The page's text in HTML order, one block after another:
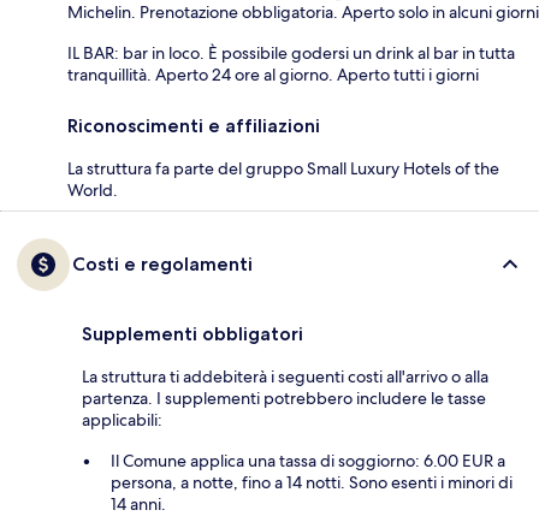
Michelin. Prenotazione obbligatoria. Aperto solo in alcuni giorni
IL BAR: bar in loco. È possibile godersi un drink al bar in tutta
tranquillità. Aperto 24 ore al giorno. Aperto tutti i giorni
Riconoscimenti e affiliazioni
La struttura fa parte del gruppo Small Luxury Hotels of the
World.
Costi e regolamenti
Supplementi obbligatori
La struttura ti addebiterà i seguenti costi all'arrivo o alla
partenza. I supplementi potrebbero includere le tasse
applicabili:
Il Comune applica una tassa di soggiorno: 6.00 EUR a
persona, a notte, fino a 14 notti. Sono esenti i minori di
14 anni.